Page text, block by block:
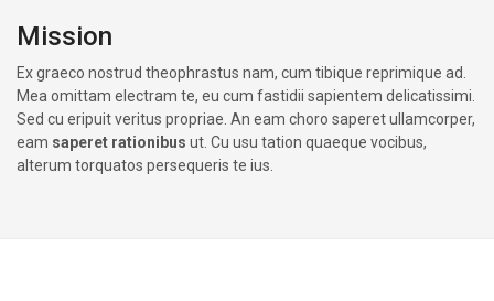
Mission
Ex graeco nostrud theophrastus nam, cum tibique reprimique ad.
Mea omittam electram te, eu cum fastidii sapientem delicatissimi.
Sed cu eripuit veritus propriae. An eam choro saperet ullamcorper,
eam saperet rationibus ut. Cu usu tation quaeque vocibus,
alterum torquatos persequeris te ius.